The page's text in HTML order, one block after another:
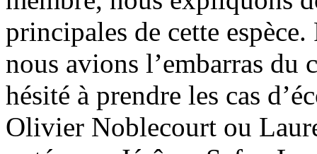
principales de cette
nous avions l’embarras
hésité à prendre les cas
Olivier Noblecourt ou